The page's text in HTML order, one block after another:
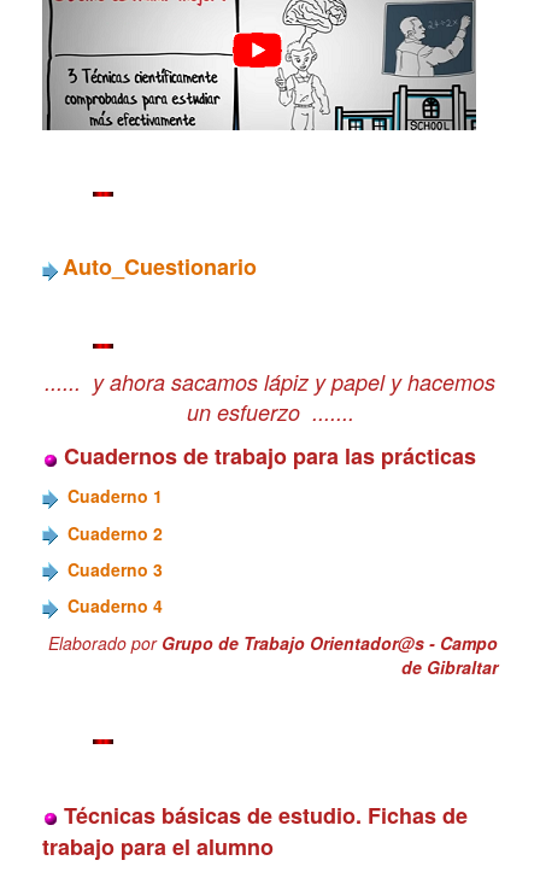
Auto_Cuestionario
...... y ahora sacamos lápiz y papel y hacemos
un esfuerzo .......
Cuadernos de trabajo para las prácticas
Cuaderno 1
Cuaderno 2
Cuaderno 3
Cuaderno 4
Elaborado porGrupo de Trabajo Orientador@s - Campo
de Gibraltar
Técnicas básicas de estudio. Fichas de
trabajo para el alumno